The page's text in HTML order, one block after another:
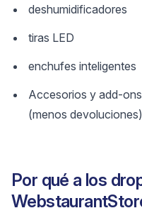
deshumidificadores
tiras LED
enchufes inteligentes
Accesorios y add-
(menos devoluciones)
Por qué a los